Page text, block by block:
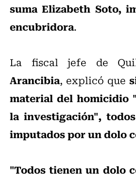
suma Elizabeth Soto,
encubridora.
La fiscal jefe de
Arancibia, explicó que
material del homicidio
la investigación",
imputados por un dolo
"Todos tienen un dolo